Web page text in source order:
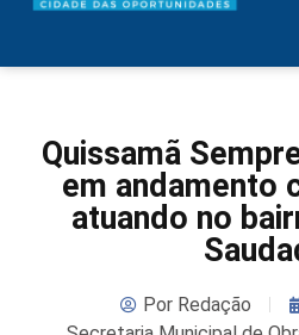
Quissamã
em andamento
atuando no
PorRedação